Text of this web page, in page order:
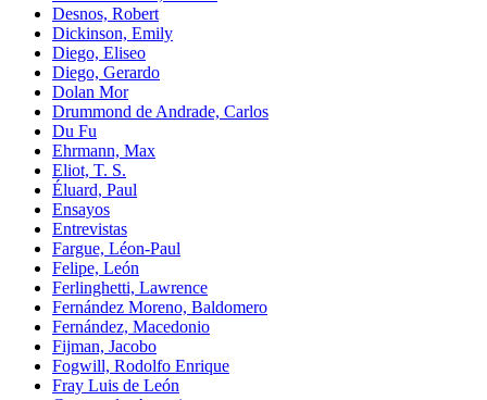
Desnos, Robert
Dickinson, Emily
Diego, Eliseo
Diego, Gerardo
Dolan Mor
Drummond de Andrade, Carlos
Du Fu
Ehrmann, Max
Eliot, T. S.
Éluard, Paul
Ensayos
Entrevistas
Fargue, Léon-Paul
Felipe, León
Ferlinghetti, Lawrence
Fernández Moreno, Baldomero
Fernández, Macedonio
Fijman, Jacobo
Fogwill, Rodolfo Enrique
Fray Luis de León